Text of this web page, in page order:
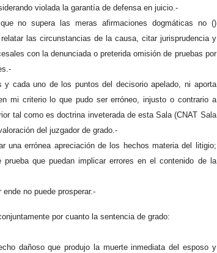
violada la garantía de defensa en juicio.-
no supera las meras afirmaciones dogmáticas no ()
las circunstancias de la causa, citar jurisprudencia y
con la denunciada o preterida omisión de pruebas por
cada uno de los puntos del decisorio apelado, ni aporta
mi criterio lo que pudo ser erróneo, injusto o contrario a
tal como es doctrina inveterada de esta Sala (CNAT Sala
del juzgador de grado.-
una errónea apreciación de los hechos materia del litigio;
que puedan implicar errores en el contenido de la
no puede prosperar.-
por cuanto la sentencia de grado:
dañoso que produjo la muerte inmediata del esposo y